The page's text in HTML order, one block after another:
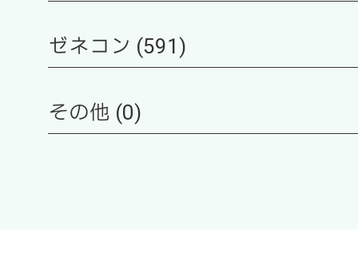
ゼネコン (591)
その他 (0)